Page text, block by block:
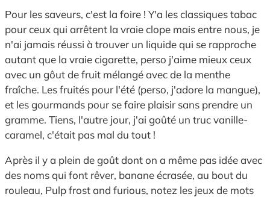
Pour les saveurs, c'est la foire ! Y'a les classiques tabac
pour ceux qui arrêtent la vraie clope mais entre nous, je
n'ai jamais réussi à trouver un liquide qui se rapproche
autant que la vraie cigarette, perso j'aime mieux ceux
avec un gôut de fruit mélangé avec de la menthe
fraîche. Les fruités pour l'été (perso, j'adore la mangue),
et les gourmands pour se faire plaisir sans prendre un
gramme. Tiens, l'autre jour, j'ai goûté un truc vanille-
caramel, c'était pas mal du tout !
Après il y a plein de goût dont on a même pas idée avec
des noms qui font rêver, banane écrasée, au bout du
rouleau, Pulp frost and furious, notez les jeux de mots